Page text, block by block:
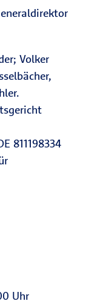
Volker
811198334
Uhr